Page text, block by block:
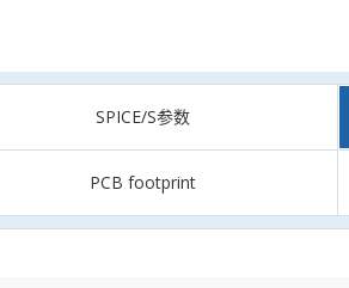
SPICE/S参数
PCB footprint